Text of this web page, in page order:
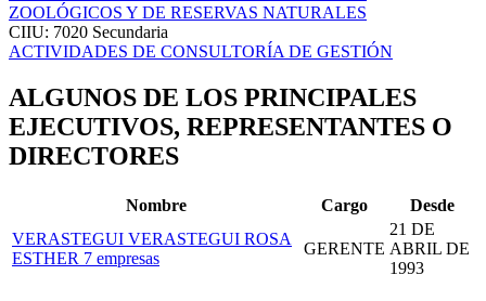
ZOOLÓGICOS Y DE RESERVAS NATURALES
CIIU: 7020 Secundaria
ACTIVIDADES DE CONSULTORÍA DE GESTIÓN
ALGUNOS DE LOS PRINCIPALES
EJECUTIVOS, REPRESENTANTES O
DIRECTORES
Nombre Cargo
Desde
VERASTEGUI VERASTEGUI ROSA
ESTHER 7 empresas
GERENTE
21 DE
ABRIL DE
1993